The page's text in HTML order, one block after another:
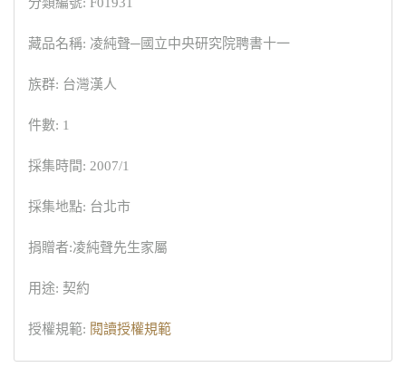
藏品名稱: 凌純聲─國立中央研究院聘書十一
族群: 台灣漢人
件數: 1
採集時間: 2007/1
採集地點: 台北市
捐贈者:凌純聲先生家屬
用途: 契約
授權規範: 閱讀授權規範